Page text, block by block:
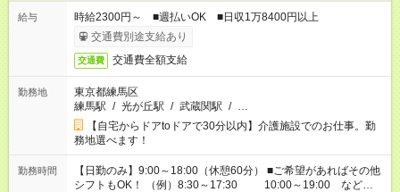
給与
時給2300円～ ■週払いOK ■日収1万8400円以上
交通費別途支給あり
交通費 交通費全額支給
勤務地
東京都練馬区
練馬駅 / 光が丘駅 / 武蔵関駅 / …
【自宅からドアtoドアで30分以内】介護施設でのお仕事。勤
務地選べます！
勤務時間
【日勤のみ】9:00～18:00（休憩60分） ■ご希望があればその他
シフトもOK！ （例）8:30～17:30 10:00～19:00 など